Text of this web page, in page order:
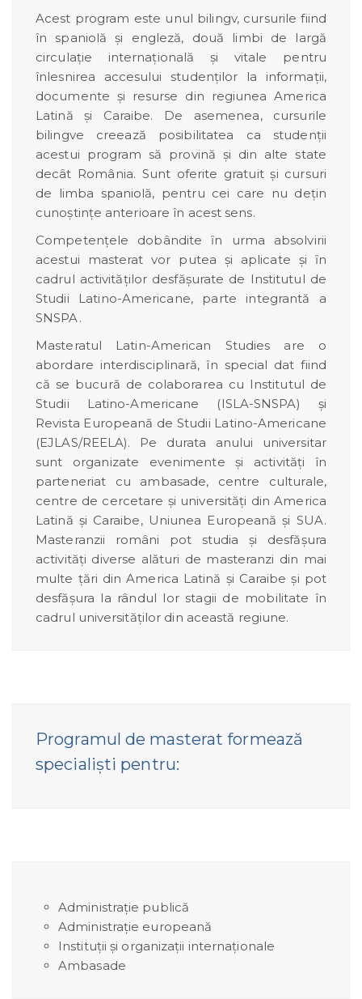
Acest program este unul bilingv, cursurile fiind
în spaniolă şi engleză, două limbi de largă
circulaţie internaţională şi vitale pentru
înlesnirea accesului studenţilor la informaţii,
documente şi resurse din regiunea America
Latină şi Caraibe. De asemenea, cursurile
bilingve creează posibilitatea ca studenţii
acestui program să provină şi din alte state
decât România. Sunt oferite gratuit și cursuri
de limba spaniolă, pentru cei care nu dețin
cunoștințe anterioare în acest sens.
Competenţele dobândite ȋn urma absolvirii
acestui masterat vor putea şi aplicate şi ȋn
cadrul activităţilor desfăşurate de Institutul de
Studii Latino-Americane, parte integrantă a
SNSPA.
Masteratul Latin-American Studies are o
abordare interdisciplinară, în special dat fiind
că se bucură de colaborarea cu Institutul de
Studii Latino-Americane (ISLA-SNSPA) și
Revista Europeană de Studii Latino-Americane
(EJLAS/REELA). Pe durata anului universitar
sunt organizate evenimente și activități în
parteneriat cu ambasade, centre culturale,
centre de cercetare și universități din America
Latină și Caraibe, Uniunea Europeană și SUA.
Masteranzii români pot studia și desfășura
activități diverse alături de masteranzi din mai
multe țări din America Latină și Caraibe și pot
desfășura la rândul lor stagii de mobilitate în
cadrul universităților din această regiune.
Programul de masterat formează
specialişti pentru:
Administrație publică
Administrație europeană
Instituții și organizații internaționale
Ambasade